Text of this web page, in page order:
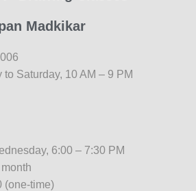
Madkikar
to Saturday, 10 AM – 9 PM
6:00 – 7:30 PM
(one-time)